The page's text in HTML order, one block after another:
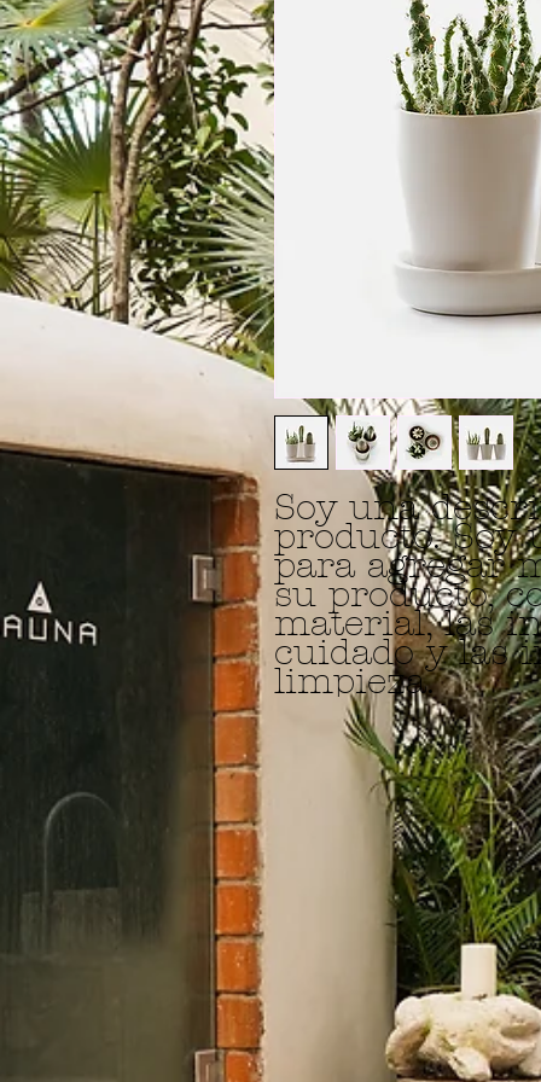
Soy una
producto. Soy
para agregar
su producto,
material, las
cuidado y las
limpieza.